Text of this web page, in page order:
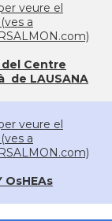
veure el
a
del Centre
de LAUSANA
veure el
a
OsHEAs